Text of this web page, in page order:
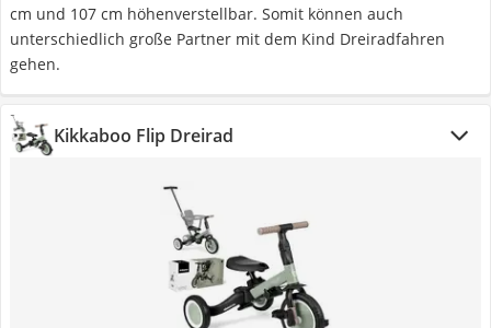
cm und 107 cm höhenverstellbar. Somit können auch
unterschiedlich große Partner mit dem Kind Dreiradfahren
gehen.
Kikkaboo Flip Dreirad